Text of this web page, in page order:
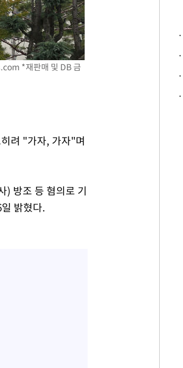
*재판매 및 DB 금
려 "가자, 가자"며
) 방조 등 혐의로 기
밝혔다.